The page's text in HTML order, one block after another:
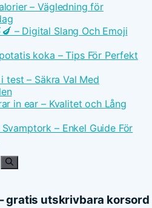
– Vägledning för
– Digital Slang Och Emoji
koka – Tips För Perfekt
test – Säkra Val Med
in ear – Kvalitet och Lång
– Enkel Guide För
gratis utskrivbara